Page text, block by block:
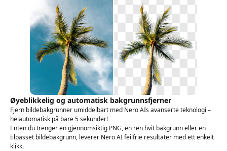
Øyeblikkelig og automatisk bakgrunnsfjerner
Fjern bildebakgrunner umiddelbart med Nero AIs avanserte teknologi –
helautomatisk på bare 5 sekunder!
Enten du trenger en gjennomsiktig PNG, en ren hvit bakgrunn eller en
tilpasset bildebakgrunn, leverer Nero AI feilfrie resultater med ett enkelt
klikk.